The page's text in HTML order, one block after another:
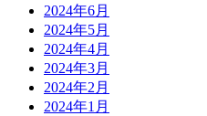
2024年6月
2024年5月
2024年4月
2024年3月
2024年2月
2024年1月